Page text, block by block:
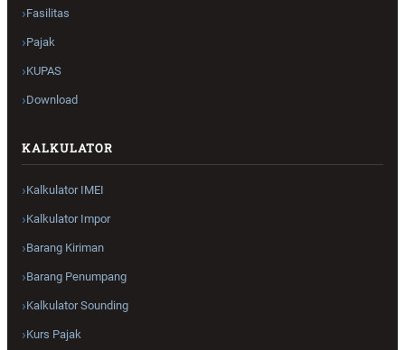
Fasilitas
Pajak
KUPAS
Download
KALKULATOR
Kalkulator IMEI
Kalkulator Impor
Barang Kiriman
Barang Penumpang
Kalkulator Sounding
Kurs Pajak